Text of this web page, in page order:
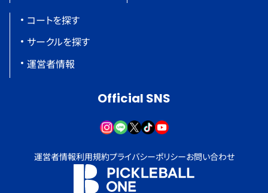
コートを探す
サークルを探す
運営者情報
Official SNS
運営者情報利用規約プライバシーポリシーお問い合わせ